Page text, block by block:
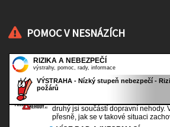
POMOC V NESNÁZÍCH